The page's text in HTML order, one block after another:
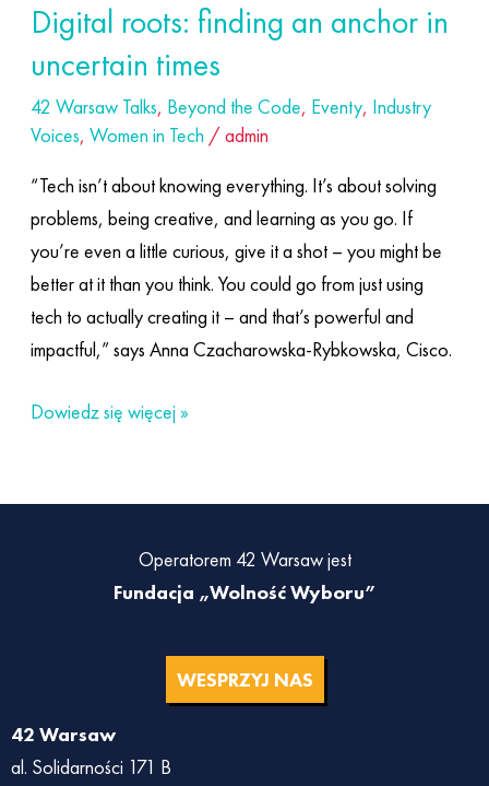
Digital roots: finding an anchor in
uncertain times
42 Warsaw Talks, Beyond the Code, Eventy, Industry
Voices, Women in Tech /admin
“Tech isn’t about knowing everything. It’s about solving
problems, being creative, and learning as you go. If
you’re even a little curious, give it a shot – you might be
better at it than you think. You could go from just using
tech to actually creating it – and that’s powerful and
impactful,” says Anna Czacharowska-Rybkowska, Cisco.
Dowiedz się więcej »
Operatorem 42 Warsaw jest
Fundacja „Wolność Wyboru”
WESPRZYJ NAS
42 Warsaw
al. Solidarności 171 B